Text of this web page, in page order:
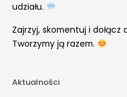
udziału.
Zajrzyj, skomentuj i dołącz
Tworzymy ją razem.
Aktualności